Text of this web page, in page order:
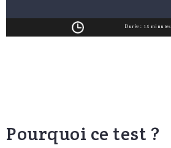
Durée : 15 minutes
Pourquoi ce test ?